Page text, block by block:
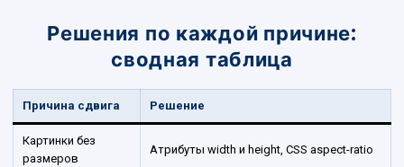
Решения по каждой причине:
сводная таблица
Причина сдвига Решение
Картинки без
размеров
Атрибуты width и height, CSS aspect-ratio